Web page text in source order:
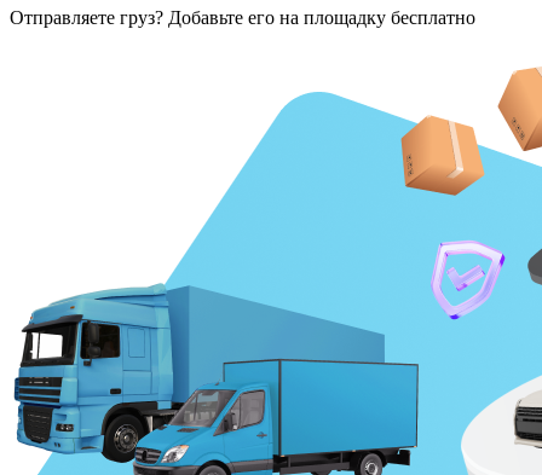
Отправляете груз? Добавьте его на площадку бесплатно